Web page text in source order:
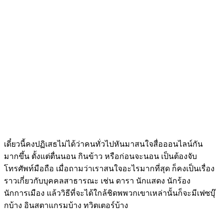
เดี๋ยวนี้คงปฏิเสธไม่ได้ว่าคนทั่วไปหันมาสนใจสื่อออนไลน์กัน
มากขึ้น ตั้งแต่ตื่นนอน กินข้าว หรือก่อนจะนอน เป็นต้องจับ
โทรศัพท์มือถือ เมื่อถามว่าเราสนใจอะไรมากที่สุด ก็คงเป็นเรื่อง
ราวเกี่ยวกับบุคคลสาธารณะ เช่น ดารา นักแสดง นักร้อง
นักการเมือง แล้ววิธีที่จะได้ใกล้ชิดพพวกเขาเหล่านั้นก็จะมีเฟซบุ๊
กบ้าง อินสตาแกรมบ้าง ทวิตเตอร์บ้าง